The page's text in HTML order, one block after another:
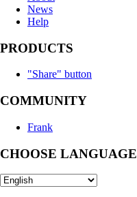
News
Help
PRODUCTS
"Share" button
COMMUNITY
Frank
CHOOSE LANGUAGE